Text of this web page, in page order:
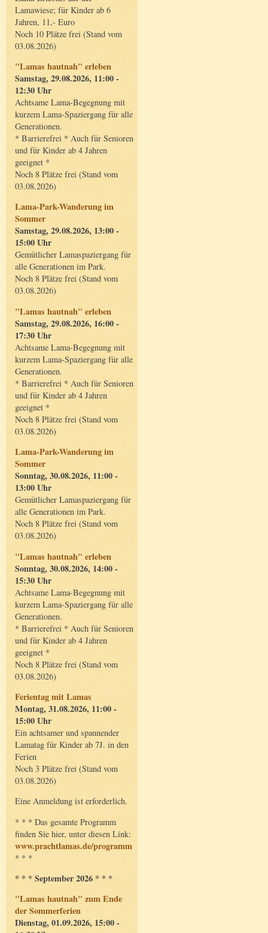
Lamawiese; für Kinder ab 6
Jahren, 11,- Euro
Noch 10 Plätze frei (Stand vom
03.08.2026)
"Lamas hautnah" erleben
Samstag, 29.08.2026, 11:00 -
12:30 Uhr
Achtsame Lama-Begegnung mit
kurzem Lama-Spaziergang für alle
Generationen.
* Barrierefrei * Auch für Senioren
und für Kinder ab 4 Jahren
geeignet *
Noch 8 Plätze frei (Stand vom
03.08.2026)
Lama-Park-Wanderung im
Sommer
Samstag, 29.08.2026, 13:00 -
15:00 Uhr
Gemütlicher Lamaspaziergang für
alle Generationen im Park.
Noch 8 Plätze frei (Stand vom
03.08.2026)
"Lamas hautnah" erleben
Samstag, 29.08.2026, 16:00 -
17:30 Uhr
Achtsame Lama-Begegnung mit
kurzem Lama-Spaziergang für alle
Generationen.
* Barrierefrei * Auch für Senioren
und für Kinder ab 4 Jahren
geeignet *
Noch 8 Plätze frei (Stand vom
03.08.2026)
Lama-Park-Wanderung im
Sommer
Sonntag, 30.08.2026, 11:00 -
13:00 Uhr
Gemütlicher Lamaspaziergang für
alle Generationen im Park.
Noch 8 Plätze frei (Stand vom
03.08.2026)
"Lamas hautnah" erleben
Sonntag, 30.08.2026, 14:00 -
15:30 Uhr
Achtsame Lama-Begegnung mit
kurzem Lama-Spaziergang für alle
Generationen.
* Barrierefrei * Auch für Senioren
und für Kinder ab 4 Jahren
geeignet *
Noch 8 Plätze frei (Stand vom
03.08.2026)
Ferientag mit Lamas
Montag, 31.08.2026, 11:00 -
15:00 Uhr
Ein achtsamer und spannender
Lamatag für Kinder ab 7J. in den
Ferien
Noch 3 Plätze frei (Stand vom
03.08.2026)
Eine Anmeldung ist erforderlich.
* * * Das gesamte Programm
finden Sie hier, unter diesen Link:
www.prachtlamas.de/programm
* * *
* * * September 2026 * * *
"Lamas hautnah" zum Ende
der Sommerferien
Dienstag, 01.09.2026, 15:00 -